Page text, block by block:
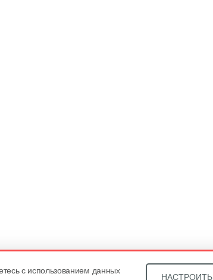
с использованием данных
НАСТРОИТЬ